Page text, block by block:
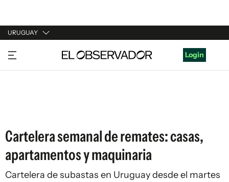
URUGUAY
URUGUAY
ARGENTINA
Login
Cartelera semanal de remates: casas,
apartamentos y maquinaria
Cartelera de subastas en Uruguay desde el martes